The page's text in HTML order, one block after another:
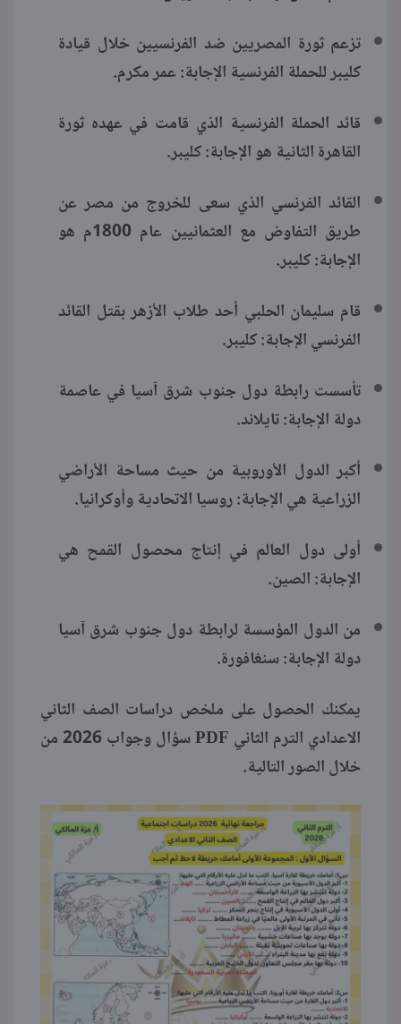
تزعم ثورة المصريين ضد الفرنسيين خلال قيادة
كليبر للحملة الفرنسية الإجابة: عمر مكرم.
قائد الحملة الفرنسية الذي قامت في عهده ثورة
القاهرة الثانية هو الإجابة: كليبر.
القائد الفرنسي الذي سعى للخروج من مصر عن
طريق التفاوض مع العثمانيين عام 1800م هو
الإجابة: كليبر.
قام سليمان الحلبي أحد طلاب الأزهر بقتل القائد
الفرنسي الإجابة: كليبر.
تأسست رابطة دول جنوب شرق آسيا في عاصمة
دولة الإجابة: تايلاند.
أكبر الدول الأوروبية من حيث مساحة الأراضي
الزراعية هي الإجابة: روسيا الاتحادية وأوكرانيا.
أولى دول العالم في إنتاج محصول القمح هي
الإجابة: الصين.
من الدول المؤسسة لرابطة دول جنوب شرق آسيا
دولة الإجابة: سنغافورة.
يمكنك الحصول على ملخص دراسات الصف الثاني
الاعدادي الترم الثاني PDF سؤال وجواب 2026 من
خلال الصور التالية.